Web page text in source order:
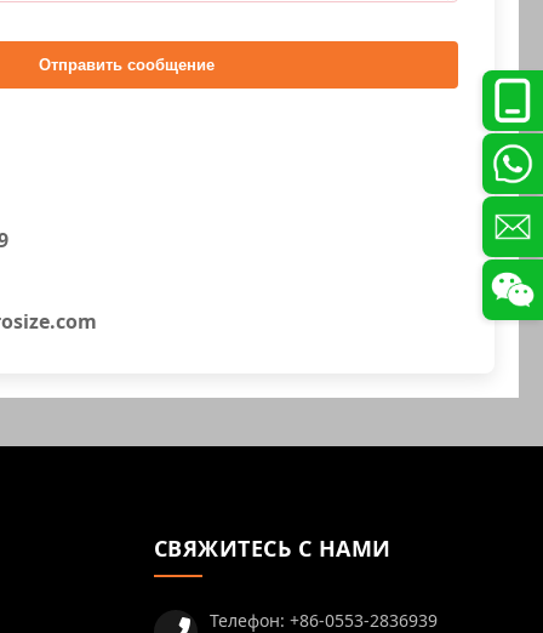
Отправить сообщение
СВЯЖИТЕСЬ С НАМИ
Телефон: +86-0553-2836939